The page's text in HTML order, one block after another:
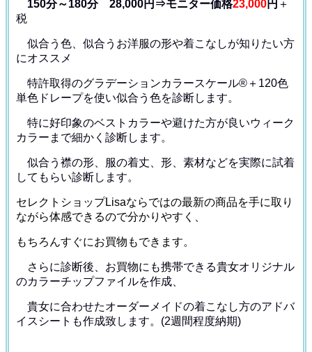
150分～180分 28,000円⇒モニター価格23,000円 ＋
税
似合う色、似合うお洋服の形や着こなしが知りたい方
にオススメ
特許取得のグラデーションカラースケール®＋120色
単色ドレープを使い似合う色を診断します。
特に好印象のベストカラーや避けた方が良いウィーク
カラー まで細かく診断します。
似合う襟の形、服の着丈、形、素材などを実際に試着
してもらい診断します。
セレクトショップLisaならではの最新の商品を手に取り
ながら体感できるので分かりやすく、
もちろんすぐにお買物もできます。
さらに診断後、お買物にも携帯できる貴女オリジナル
のカラーチップファイルを作成、
貴女に合わせたオーダーメイドの着こなし方のアドバ
イス シートも作成致します。(2週間程度納期)